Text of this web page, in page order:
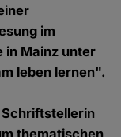
im
in Mainz unter
leben lernen".